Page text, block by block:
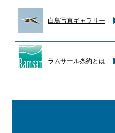
白鳥写真ギャラリー
ラムサール条約とは